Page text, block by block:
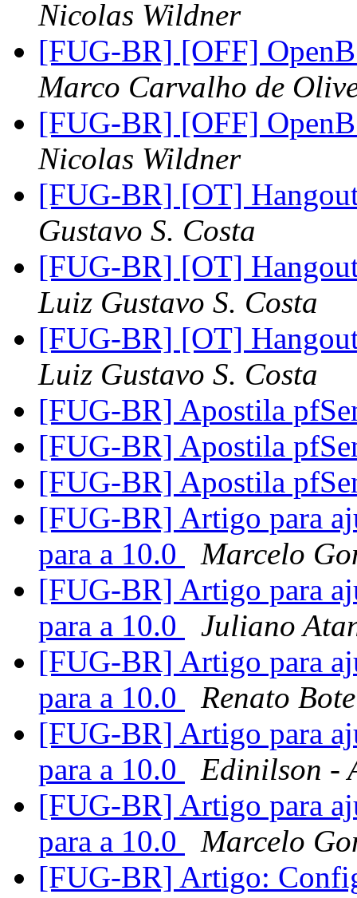
Nicolas Wildner
[FUG-BR] [OFF]
Marco Carvalho de
[FUG-BR] [OFF]
Nicolas Wildner
[FUG-BR] [OT]
Gustavo S. Costa
[FUG-BR] [OT]
Luiz Gustavo S. Costa
[FUG-BR] [OT]
Luiz Gustavo S. Costa
[FUG-BR] Apostila
[FUG-BR] Apostila
[FUG-BR] Apostila
[FUG-BR] Artigo para
para a 10.0
Marcelo
[FUG-BR] Artigo para
para a 10.0
Juliano
[FUG-BR] Artigo para
para a 10.0
Renato
[FUG-BR] Artigo para
para a 10.0
Edinilson -
[FUG-BR] Artigo para
para a 10.0
Marcelo
[FUG-BR] Artigo: